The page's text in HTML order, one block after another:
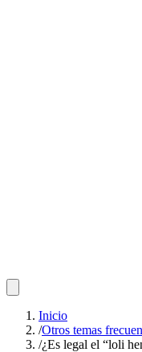
Inicio
/Otros temas
/¿Es legal el “loli